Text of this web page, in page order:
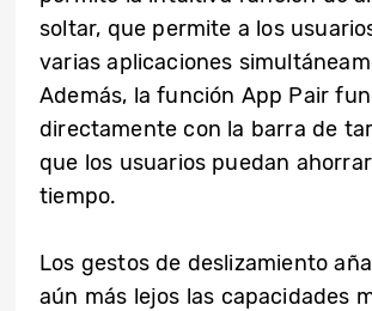
soltar, que permite a los
varias aplicaciones
Además, la función App Pair
directamente con la barra de
que los usuarios puedan
tiempo.
Los gestos de deslizamiento
aún más lejos las capacidades